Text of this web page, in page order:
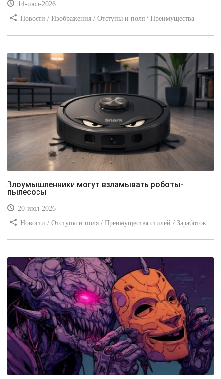
14-июл-2026
Новости / Изображения / Отступы и поля / Преимущества
Злоумышленники могут взламывать роботы-
пылесосы
20-июл-2026
Новости / Отступы и поля / Преимущества стилей / Заработок